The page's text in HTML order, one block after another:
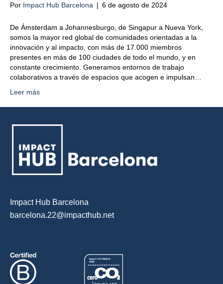
Por Impact Hub Barcelona | 6 de agosto de 2024
De Ámsterdam a Johannesburgo, de Singapur a Nueva York,
somos la mayor red global de comunidades orientadas a la
innovación y al impacto, con más de 17.000 miembros
presentes en más de 100 ciudades de todo el mundo, y en
constante crecimiento. Generamos entornos de trabajo
colaborativos a través de espacios que acogen e impulsan…
Leer más
Impact Hub Barcelona
barcelona.22@impacthub.net